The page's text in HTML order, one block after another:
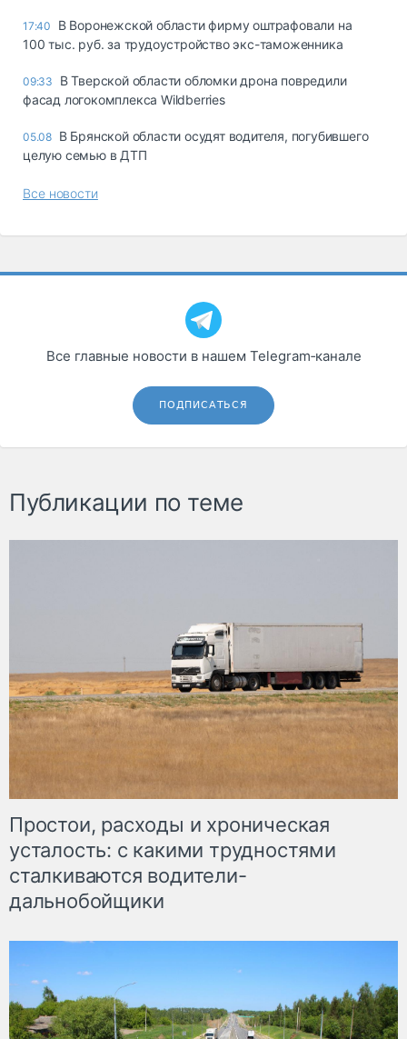
17:40
В Воронежской области фирму оштрафовали на
100 тыс. руб. за трудоустройство экс-таможенника
09:33
В Тверской области обломки дрона повредили
фасад логокомплекса Wildberries
05.08 В Брянской области осудят водителя, погубившего
целую семью в ДТП
Все новости
Все главные новости в нашем Telegram‑канале
ПОДПИСАТЬСЯ
Публикации по теме
Простои, расходы и хроническая
усталость: с какими трудностями
сталкиваются водители-
дальнобойщики